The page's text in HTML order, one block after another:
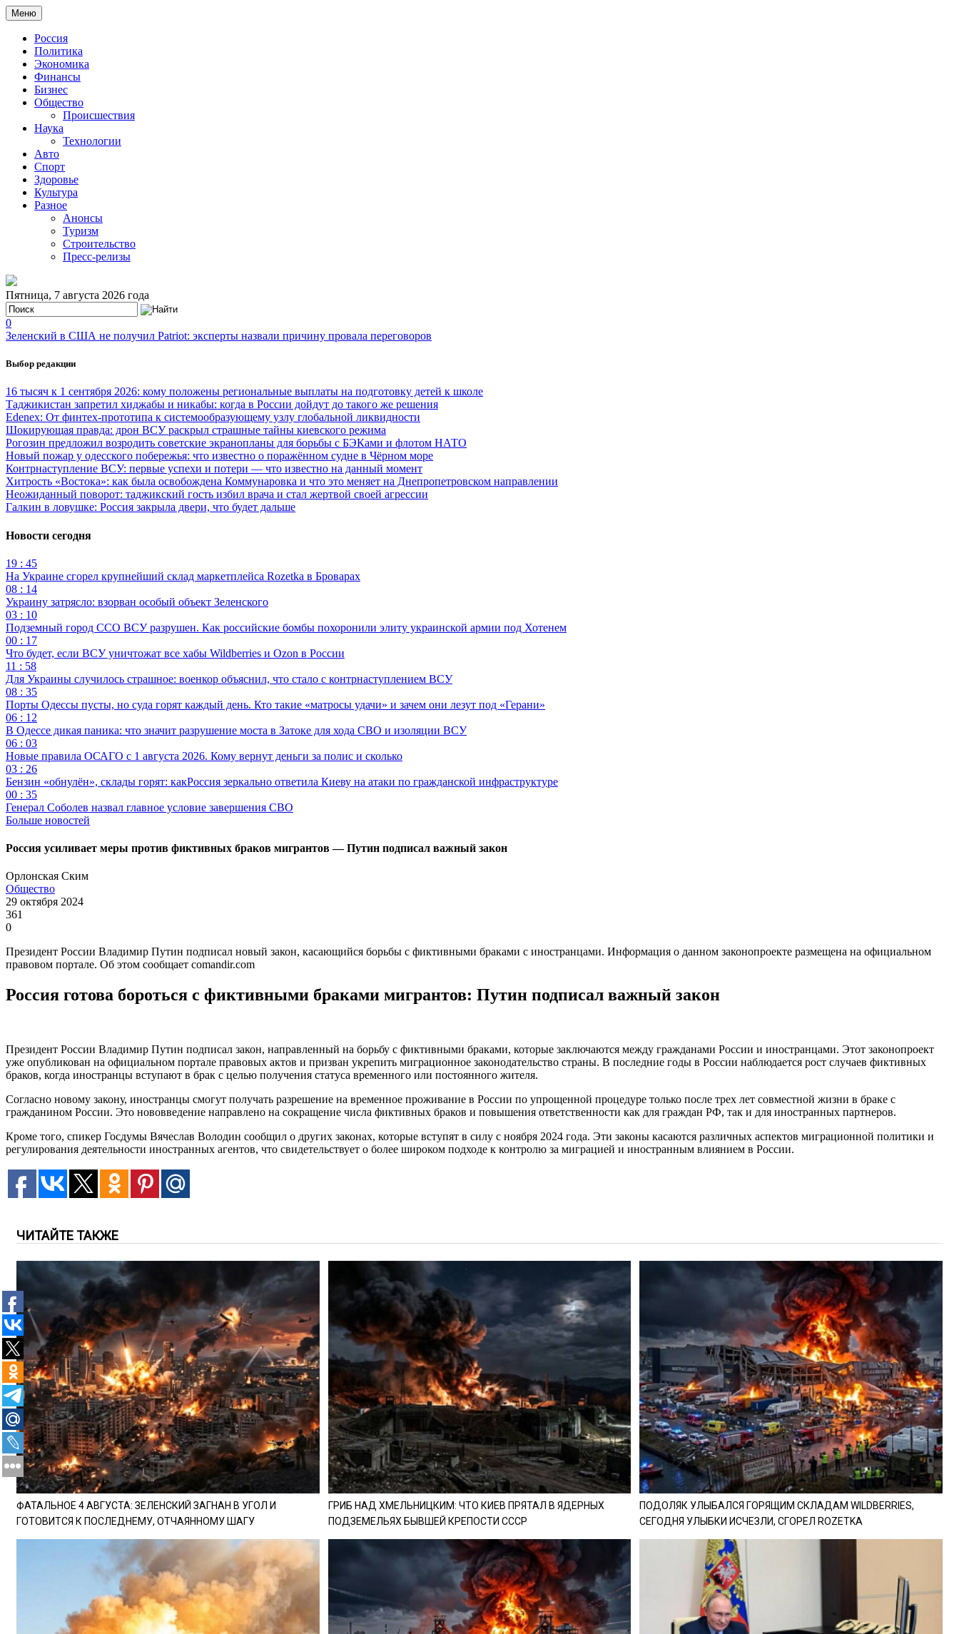
Меню
Россия
Политика
Экономика
Финансы
Бизнес
Общество
Происшествия
Наука
Технологии
Авто
Спорт
Здоровье
Культура
Разное
Анонсы
Туризм
Строительство
Пресс-релизы
Пятница, 7 августа 2026 года
0
Зеленский в США не получил Patriot: эксперты назвали причину провала переговоров
Выбор редакции
16 тысяч к 1 сентября 2026: кому положены региональные выплаты на подготовку детей к школе
Таджикистан запретил хиджабы и никабы: когда в России дойдут до такого же решения
Edenex: От финтех-прототипа к системообразующему узлу глобальной ликвидности
Шокирующая правда: дрон ВСУ раскрыл страшные тайны киевского режима
Рогозин предложил возродить советские экранопланы для борьбы с БЭКами и флотом НАТО
Новый пожар у одесского побережья: что известно о поражённом судне в Чёрном море
Контрнаступление ВСУ: первые успехи и потери — что известно на данный момент
Хитрость «Востока»: как была освобождена Коммунаровка и что это меняет на Днепропетровском направлении
Неожиданный поворот: таджикский гость избил врача и стал жертвой своей агрессии
Галкин в ловушке: Россия закрыла двери, что будет дальше
Новости сегодня
19 : 45
На Украине сгорел крупнейший склад маркетплейса Rozetka в Броварах
08 : 14
Украину затрясло: взорван особый объект Зеленского
03 : 10
Подземный город ССО ВСУ разрушен. Как российские бомбы похоронили элиту украинской армии под Хотенем
00 : 17
Что будет, если ВСУ уничтожат все хабы Wildberries и Ozon в России
11 : 58
Для Украины случилось страшное: военкор объяснил, что стало с контрнаступлением ВСУ
08 : 35
Порты Одессы пусты, но суда горят каждый день. Кто такие «матросы удачи» и зачем они лезут под «Герани»
06 : 12
В Одессе дикая паника: что значит разрушение моста в Затоке для хода СВО и изоляции ВСУ
06 : 03
Новые правила ОСАГО с 1 августа 2026. Кому вернут деньги за полис и сколько
03 : 26
Бензин «обнулён», склады горят: какРоссия зеркально ответила Киеву на атаки по гражданской инфраструктуре
00 : 35
Генерал Соболев назвал главное условие завершения СВО
Больше новостей
Россия усиливает меры против фиктивных браков мигрантов — Путин подписал важный закон
Орлонская Ским
Общество
29 октября 2024
361
0
Президент России Владимир Путин подписал новый закон, касающийся борьбы с фиктивными браками с иностранцами. Информация о данном законопроекте размещена на официальном
правовом портале. Об этом сообщает comandir.com
Россия готова бороться с фиктивными браками мигрантов: Путин подписал важный закон
Президент России Владимир Путин подписал закон, направленный на борьбу с фиктивными браками, которые заключаются между гражданами России и иностранцами. Этот законопроект
уже опубликован на официальном портале правовых актов и призван укрепить миграционное законодательство страны. В последние годы в России наблюдается рост случаев фиктивных
браков, когда иностранцы вступают в брак с целью получения статуса временного или постоянного жителя.
Согласно новому закону, иностранцы смогут получать разрешение на временное проживание в России по упрощенной процедуре только после трех лет совместной жизни в браке с
гражданином России. Это нововведение направлено на сокращение числа фиктивных браков и повышения ответственности как для граждан РФ, так и для иностранных партнеров.
Кроме того, спикер Госдумы Вячеслав Володин сообщил о других законах, которые вступят в силу с ноября 2024 года. Эти законы касаются различных аспектов миграционной политики и
регулирования деятельности иностранных агентов, что свидетельствует о более широком подходе к контролю за миграцией и иностранным влиянием в России.
ЧИТАЙТЕ ТАКЖЕ
ФАТАЛЬНОЕ 4 АВГУСТА: ЗЕЛЕНСКИЙ ЗАГНАН В УГОЛ И
ГОТОВИТСЯ К ПОСЛЕДНЕМУ, ОТЧАЯННОМУ ШАГУ
ГРИБ НАД ХМЕЛЬНИЦКИМ: ЧТО КИЕВ ПРЯТАЛ В ЯДЕРНЫХ
ПОДЗЕМЕЛЬЯХ БЫВШЕЙ КРЕПОСТИ СССР
ПОДОЛЯК УЛЫБАЛСЯ ГОРЯЩИМ СКЛАДАМ WILDBERRIES,
СЕГОДНЯ УЛЫБКИ ИСЧЕЗЛИ, СГОРЕЛ ROZETKA